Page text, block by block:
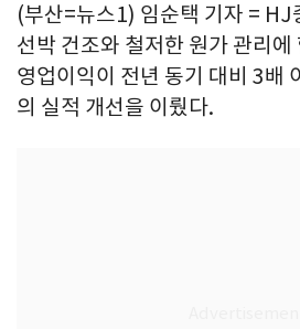
(부산=뉴스1) 임순택 기자 = HJ
선박 건조와 철저한 원가 관리에
영업이익이 전년 동기 대비 3배
의 실적 개선을 이뤘다.